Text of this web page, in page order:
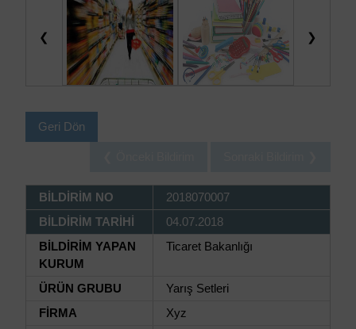
❮ ❯
Geri Dön
BİLDİRİM NO
2018070007
BİLDİRİM TARİHİ
04.07.2018
BİLDİRİM YAPAN
KURUM
Ticaret Bakanlığı
ÜRÜN GRUBU
Yarış Setleri
FİRMA
Xyz